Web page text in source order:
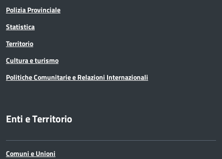
Polizia Provinciale
Statistica
Territorio
Cultura e turismo
Politiche Comunitarie e Relazioni Internazionali
Enti e Territorio
Comuni e Unioni